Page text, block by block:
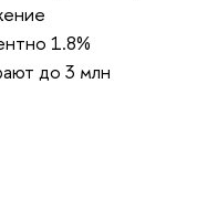
1.8%
до 3 млн